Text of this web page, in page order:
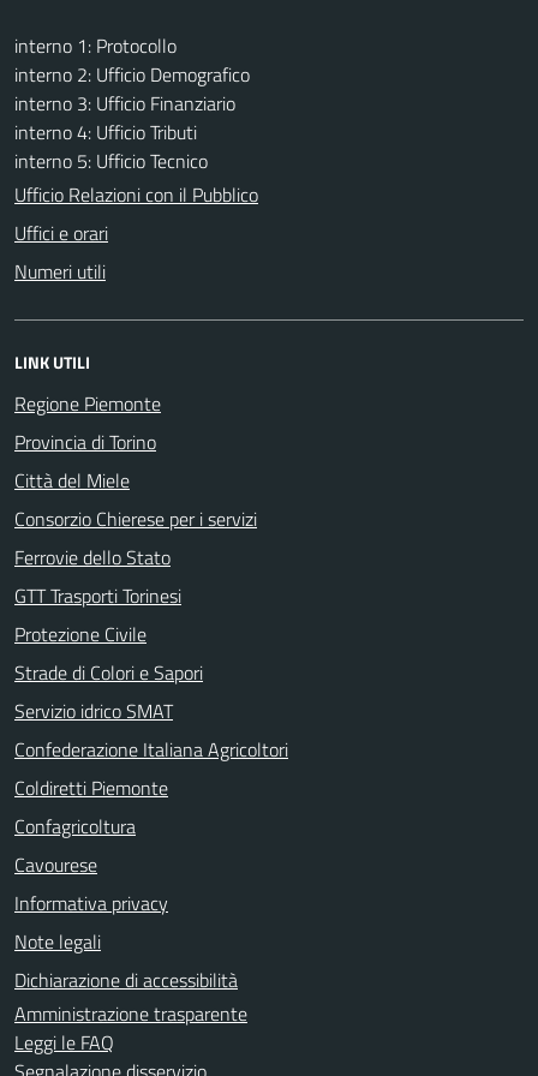
interno 1: Protocollo
interno 2: Ufficio Demografico
interno 3: Ufficio Finanziario
interno 4: Ufficio Tributi
interno 5: Ufficio Tecnico
Ufficio Relazioni con il Pubblico
Uffici e orari
Numeri utili
LINK UTILI
Regione Piemonte
Provincia di Torino
Città del Miele
Consorzio Chierese per i servizi
Ferrovie dello Stato
GTT Trasporti Torinesi
Protezione Civile
Strade di Colori e Sapori
Servizio idrico SMAT
Confederazione Italiana Agricoltori
Coldiretti Piemonte
Confagricoltura
Cavourese
Informativa privacy
Note legali
Dichiarazione di accessibilità
Amministrazione trasparente
Leggi le FAQ